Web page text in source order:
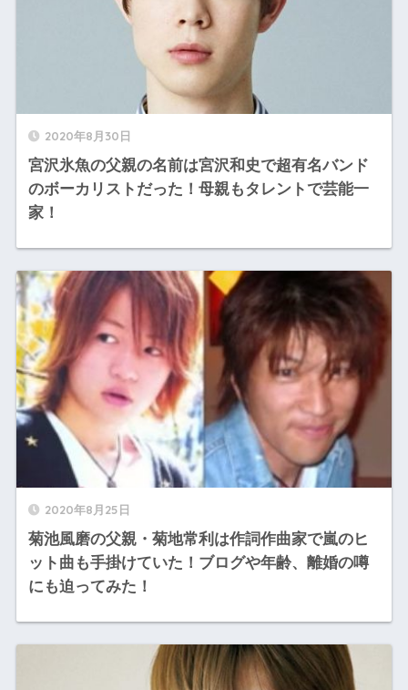
2020年8月30日
宮沢氷魚の父親の名前は宮沢和史で超有名バンド
のボーカリストだった！母親もタレントで芸能一
家！
2020年8月25日
菊池風磨の父親・菊地常利は作詞作曲家で嵐のヒ
ット曲も手掛けていた！ブログや年齢、離婚の噂
にも迫ってみた！